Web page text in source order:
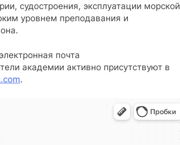
судостроения, эксплуатации морской
уровнем преподавания и
почта
академии активно присутствуют в
.